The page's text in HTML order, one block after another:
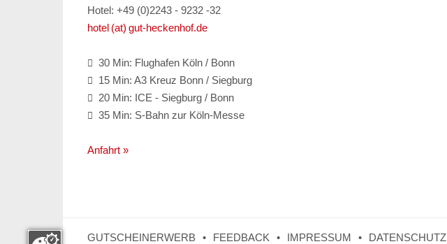
Hotel: +49 (0)2243 - 9232 -32
hotel (at) gut-heckenhof.de
 30 Min: Flughafen Köln / Bonn
 15 Min: A3 Kreuz Bonn / Siegburg
 20 Min: ICE - Siegburg / Bonn
 35 Min: S-Bahn zur Köln-Messe
Anfahrt »
GUTSCHEINERWERB FEEDBACK IMPRESSUM DATENSCHUTZ